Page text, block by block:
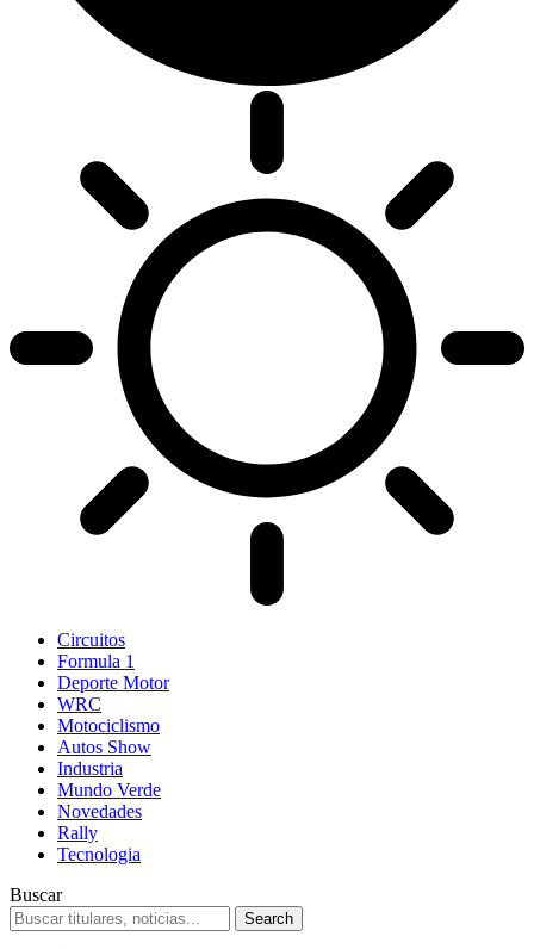
Circuitos
Formula 1
Deporte Motor
WRC
Motociclismo
Autos Show
Industria
Mundo Verde
Novedades
Rally
Tecnologia
Buscar